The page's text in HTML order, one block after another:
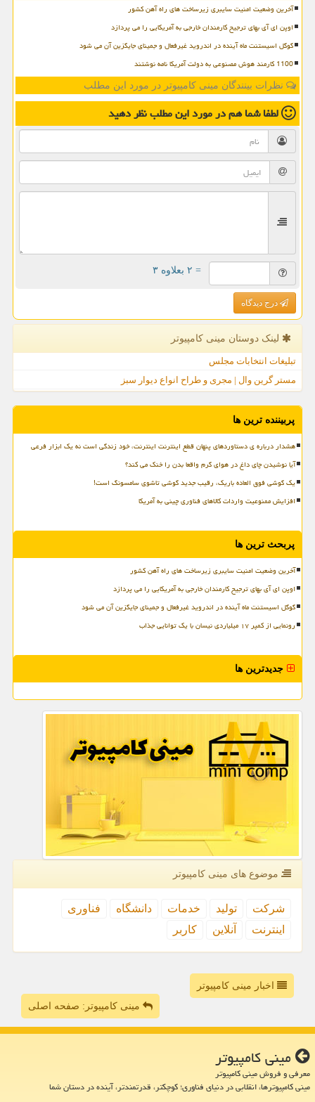
آخرین وضعیت امنیت سایبری زیرساخت های راه آهن کشور
اوپن ای آی بهای ترجیح کارمندان خارجی به آمریکایی را می پردازد
گوگل اسیستنت ماه آینده در اندروید غیرفعال و جمینای جایگزین آن می شود
1100 کارمند هوش مصنوعی به دولت آمریکا نامه نوشتند
نظرات بینندگان مینی کامپیوتر در مورد این مطلب
لطفا شما همدر مورد این مطلبنظر دهید
= ۲ بعلاوه ۳
درج دیدگاه
لینک دوستان مینی كامپیوتر
تبلیغات انتخابات مجلس
مستر گرین وال | مجری و طراح انواع دیوار سبز
پربیننده ترین ها
هشدار درباره ی دستاوردهای پنهان قطع اینترنت اینترنت، خود زندگی است نه یک ابزار فرعی
آیا نوشیدن چای داغ در هوای گرم واقعا بدن را خنک می کند؟
یک گوشی فوق العاده باریک، رقیب جدید گوشی تاشوی سامسونگ است!
افزایش ممنوعیت واردات کالاهای فناوری چینی به آمریکا
پربحث ترین ها
آخرین وضعیت امنیت سایبری زیرساخت های راه آهن کشور
اوپن ای آی بهای ترجیح کارمندان خارجی به آمریکایی را می پردازد
گوگل اسیستنت ماه آینده در اندروید غیرفعال و جمینای جایگزین آن می شود
رونمایی از کمپر ۱۷ میلیاردی نیسان با یک توانایی جذاب
جدیدترین ها
موضوع های مینی كامپیوتر
شركت تولید خدمات دانشگاه
فناوری
اینترنت
آنلاین كاربر
اخبار مینی کامپیوتر
مینی کامپیوتر: صفحه اصلی
مینی كامپیوتر
معرفی و فروش مینی کامپیوتر
مینی کامپیوترها، انقلابی در دنیای فناوری؛ کوچکتر، قدرتمندتر، آینده در دستان شما